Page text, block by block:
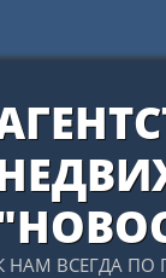
НАМ ВСЕГДА ПО